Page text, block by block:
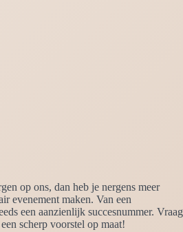
op ons, dan heb je nergens meer
evenement maken. Van een
een aanzienlijk succesnummer. Vraag
scherp voorstel op maat!